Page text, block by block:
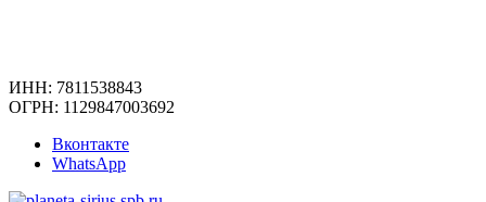
ИНН: 7811538843
ОГРН: 1129847003692
Вконтакте
WhatsApp